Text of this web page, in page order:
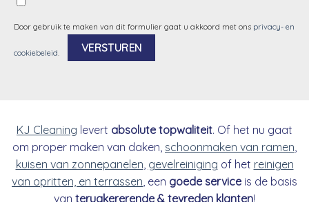
Door gebruik te maken van dit formulier gaat u akkoord met ons privacy- en
cookiebeleid.
KJ Cleaning levert absolute topwaliteit. Of het nu gaat
om proper maken van daken, schoonmaken van ramen
kuisen van zonnepanelen gevelreiniging of het reinigen
van opritten, en terrassen , een goede serviceis de basis
van terugkererende & tevreden klanten!